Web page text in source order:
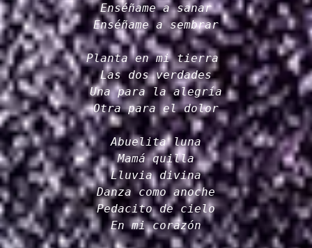
Enséñame a sanar
Enséñame a sembrar
Planta en mi tierra
Las dos verdades
Una para la alegría
Otra para el dolor
Abuelita luna
Mamá quilla
Lluvia divina
Danza como anoche
Pedacito de cielo
En mi corazón